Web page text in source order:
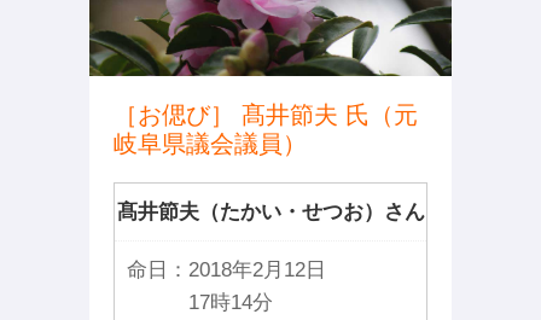
［お偲び］ 髙井節夫 氏（元
岐阜県議会議員）
髙井節夫（たかい・せつお）さん
命日： 2018年2月12日
17時14分